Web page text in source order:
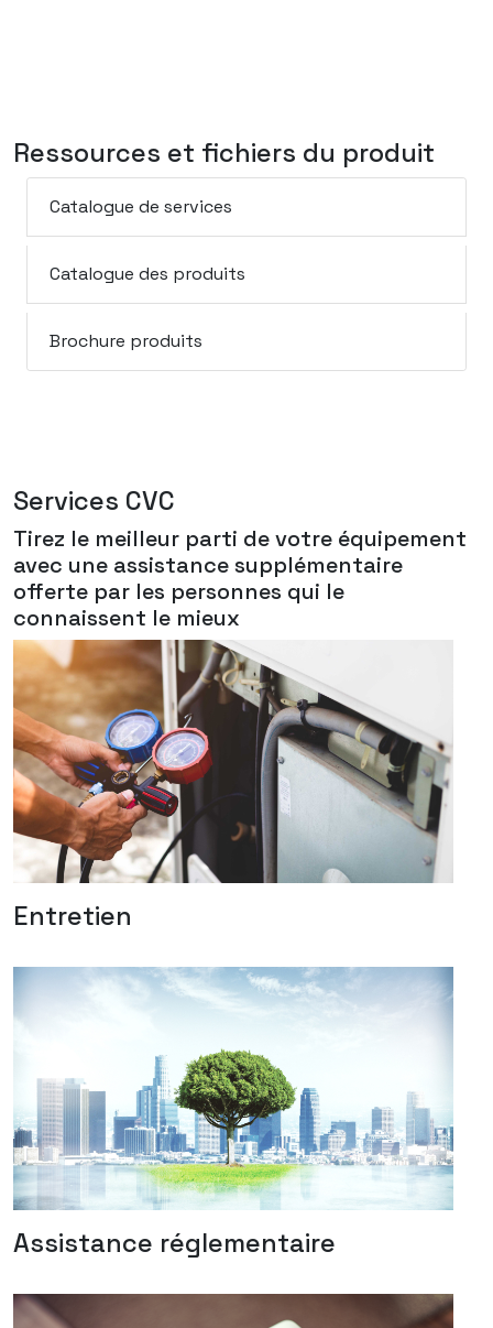
Ressources et fichiers du produit
Catalogue de services
Catalogue des produits
Brochure produits
Services CVC
Tirez le meilleur parti de votre équipement
avec une assistance supplémentaire
offerte par les personnes qui le
connaissent le mieux
Entretien
Assistance réglementaire